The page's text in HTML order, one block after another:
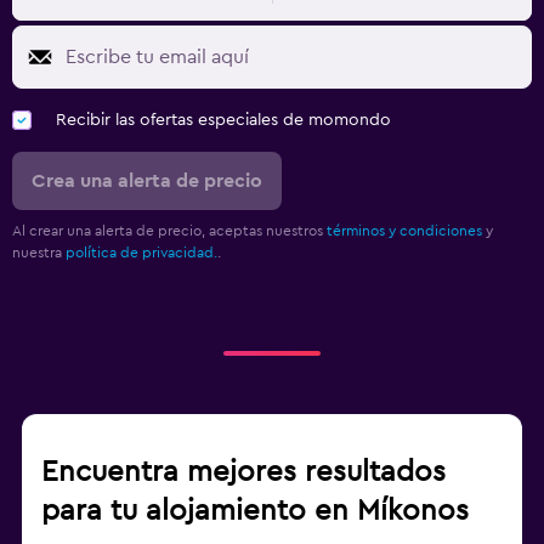
Recibir las ofertas especiales de momondo
Crea una alerta de precio
Al crear una alerta de precio, aceptas nuestros términos y condiciones y
nuestra política de privacidad.
Encuentra mejores resultados
para tu alojamiento en Míkonos